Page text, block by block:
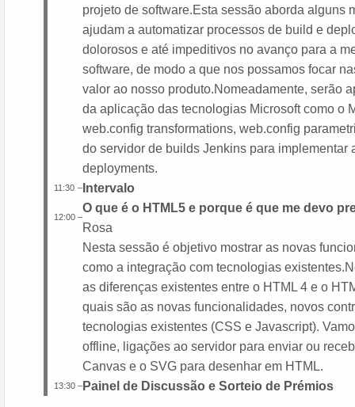
projeto de software.Esta sessão aborda alguns
ajudam a automatizar processos de build e
dolorosos e até impeditivos no avanço para a
software, de modo a que nos possamos focar
valor ao nosso produto.Nomeadamente, serão
da aplicação das tecnologias Microsoft como o
web.config transformations, web.config
do servidor de builds Jenkins para implementar
deployments.
11:30 –Intervalo
12:00 –
O que é o HTML5 e porque é que me devo
Rosa
Nesta sessão é objetivo mostrar as novas
como a integração com tecnologias
as diferenças existentes entre o HTML 4 e o
quais são as novas funcionalidades, novos
tecnologias existentes (CSS e Javascript).
offline, ligações ao servidor para enviar ou
Canvas e o SVG para desenhar em HTML.
13:30 –Painel de Discussão e Sorteio de Prémios